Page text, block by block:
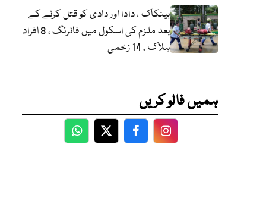
بینکاک ، دادا اور دادی کو قتل کرنے کے
بعد ملزم کی اسکول میں فائرنگ ، 8 افراد
ہلاک ، 14 زخمی
ہمیں فالو کریں
WhatsApp
TwitterFacebookFacebook